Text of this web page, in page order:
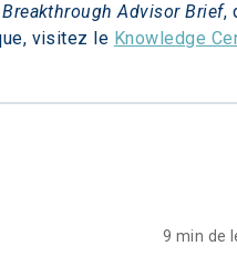
Breakthrough Advisor Brief,
visitez le Knowledge
9 min de